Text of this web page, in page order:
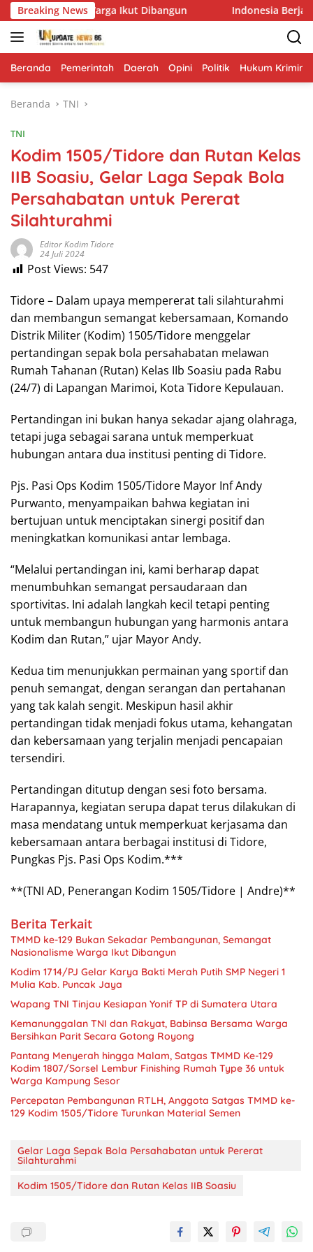
Langsung
ke
konten
Breaking NewsWarga Ikut Dibangun Indonesia Berjaya
Beranda Pemerintah Daerah Opini Politik Hukum Kriminal
Beranda TNI
TNI
Kodim 1505/Tidore dan Rutan Kelas
IIB Soasiu, Gelar Laga Sepak Bola
Persahabatan untuk Pererat
Silahturahmi
Editor Kodim Tidore
24 Juli 2024
Post Views: 547
Tidore – Dalam upaya mempererat tali silahturahmi
dan membangun semangat kebersamaan, Komando
Distrik Militer (Kodim) 1505/Tidore menggelar
pertandingan sepak bola persahabatan melawan
Rumah Tahanan (Rutan) Kelas IIb Soasiu pada Rabu
(24/7) di Lapangan Marimoi, Kota Tidore Kepulauan.
Pertandingan ini bukan hanya sekadar ajang olahraga,
tetapi juga sebagai sarana untuk memperkuat
hubungan antara dua institusi penting di Tidore.
Pjs. Pasi Ops Kodim 1505/Tidore Mayor Inf Andy
Purwanto, menyampaikan bahwa kegiatan ini
bertujuan untuk menciptakan sinergi positif dan
meningkatkan komunikasi antar lembaga.
“Melalui pertandingan ini, kami berharap dapat
menumbuhkan semangat persaudaraan dan
sportivitas. Ini adalah langkah kecil tetapi penting
untuk membangun hubungan yang harmonis antara
Kodim dan Rutan,” ujar Mayor Andy.
Kedua tim menunjukkan permainan yang sportif dan
penuh semangat, dengan serangan dan pertahanan
yang tak kalah sengit. Meskipun hasil akhir
pertandingan tidak menjadi fokus utama, kehangatan
dan kebersamaan yang terjalin menjadi pencapaian
tersendiri.
Pertandingan ditutup dengan sesi foto bersama.
Harapannya, kegiatan serupa dapat terus dilakukan di
masa mendatang untuk memperkuat kerjasama dan
kebersamaan antara berbagai institusi di Tidore,
Pungkas Pjs. Pasi Ops Kodim.***
**(TNI AD, Penerangan Kodim 1505/Tidore | Andre)**
Berita Terkait
TMMD ke-129 Bukan Sekadar Pembangunan, Semangat
Nasionalisme Warga Ikut Dibangun
Kodim 1714/PJ Gelar Karya Bakti Merah Putih SMP Negeri 1
Mulia Kab. Puncak Jaya
Wapang TNI Tinjau Kesiapan Yonif TP di Sumatera Utara
Kemanunggalan TNI dan Rakyat, Babinsa Bersama Warga
Bersihkan Parit Secara Gotong Royong
Pantang Menyerah hingga Malam, Satgas TMMD Ke-129
Kodim 1807/Sorsel Lembur Finishing Rumah Type 36 untuk
Warga Kampung Sesor
Percepatan Pembangunan RTLH, Anggota Satgas TMMD ke-
129 Kodim 1505/Tidore Turunkan Material Semen
Gelar Laga Sepak Bola Persahabatan untuk Pererat
Silahturahmi
Kodim 1505/Tidore dan Rutan Kelas IIB Soasiu